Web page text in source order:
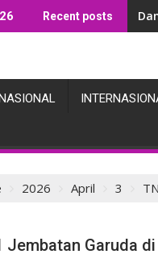
Recent posts
2026 April 3
Jembatan Garuda